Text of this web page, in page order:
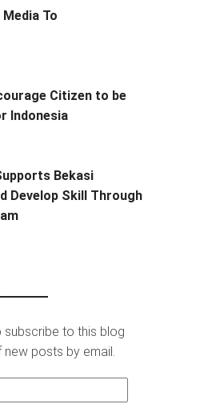
To
Citizen to be
Indonesia
Bekasi
Develop Skill Through
subscribe to this blog
posts by email.